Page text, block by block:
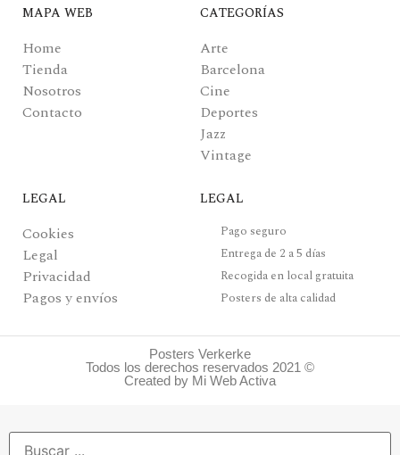
MAPA WEB
Home
Tienda
Nosotros
Contacto
CATEGORÍAS
Arte
Barcelona
Cine
Deportes
Jazz
Vintage
LEGAL
Cookies
Legal
Privacidad
Pagos y envíos
LEGAL
Pago seguro
Entrega de 2 a 5 días
Recogida en local gratuita
Posters de alta calidad
Posters Verkerke
Todos los derechos reservados 2021 ©
Created by Mi Web Activa